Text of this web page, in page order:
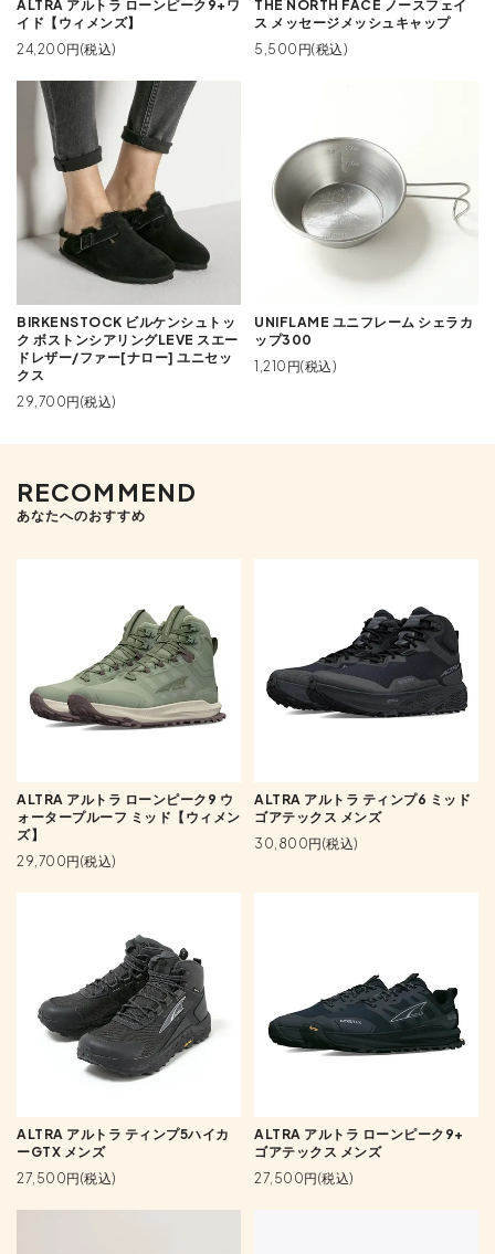
ALTRA アルトラ ローンピーク9+ワ
イド【ウィメンズ】
24,200円(税込)
THE NORTH FACE ノースフェイ
ス メッセージメッシュキャップ
5,500円(税込)
BIRKENSTOCK ビルケンシュトッ
ク ボストンシアリングLEVE スエー
ドレザー/ファー[ナロー] ユニセッ
クス
29,700円(税込)
UNIFLAME ユニフレーム シェラカ
ップ300
1,210円(税込)
RECOMMEND
あなたへのおすすめ
ALTRA アルトラ ローンピーク9 ウ
ォータープルーフ ミッド【ウィメン
ズ】
29,700円(税込)
ALTRA アルトラ ティンプ6 ミッド
ゴアテックス メンズ
30,800円(税込)
ALTRA アルトラ ティンプ5ハイカ
ーGTX メンズ
27,500円(税込)
ALTRA アルトラ ローンピーク9+
ゴアテックス メンズ
27,500円(税込)